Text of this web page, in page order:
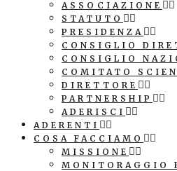
ASSOCIAZIONE
STATUTO
PRESIDENZA
CONSIGLIO
CONSIGLIO
COMITATO
DIRETTORE
PARTNERSHIP
ADERISCI
ADERENTI
COSA FACCIAMO
MISSIONE
MONITORAGGIO